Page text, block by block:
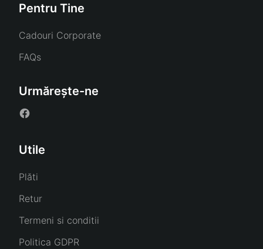
Pentru Tine
Cadouri Corporate
FAQs
Urmărește-ne
Utile
Plăti
Retur
Termeni si conditii
Politica GDPR